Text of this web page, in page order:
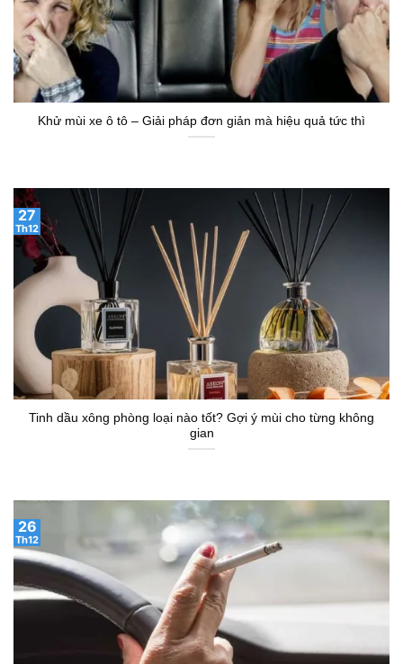
Khử mùi xe ô tô – Giải pháp đơn giản mà hiệu quả tức thì
Tinh dầu xông phòng loại nào tốt? Gợi ý mùi cho từng không
gian
27
Th12
26
Th12